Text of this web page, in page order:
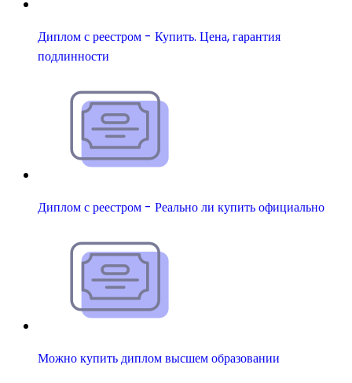
Диплом с реестром - Купить. Цена, гарантия
подлинности
Диплом с реестром - Реально ли купить официально
Можно купить диплом высшем образовании